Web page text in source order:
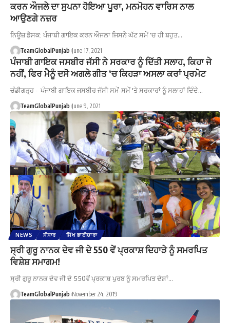
ਕਰਨ ਔਜਲੇ ਦਾ ਸੁਪਨਾ ਹੋਇਆ ਪੂਰਾ, ਮਨਮੋਹਨ ਵਾਰਿਸ ਨਾਲ
ਆਉਣਗੇ ਨਜ਼ਰ
ਨਿਊਜ਼ ਡੈਸਕ: ਪੰਜਾਬੀ ਗਾਇਕ ਕਰਨ ਔਜਲਾ ਜਿਸਨੇ ਘੱਟ ਸਮੇਂ 'ਚ ਹੀ ਬਹੁਤ…
TeamGlobalPunjab June 17, 2021
ਪੰਜਾਬੀ ਗਾਇਕ ਜਸਬੀਰ ਜੱਸੀ ਨੇ ਸਰਕਾਰ ਨੂੰ ਦਿੱਤੀ ਸਲਾਹ, ਕਿਹਾ ਜੇ
ਨਹੀਂਂ, ਫਿਰ ਮੈਨੂੰ ਦਸੋ ਅਗਲੇ ਗੀਤ ‘ਚ ਕਿਹੜਾ ਅਸਲਾ ਕਰਾਂ ਪ੍ਰਮੋਟ
ਚੰਡੀਗੜ੍ਹ - ਪੰਜਾਬੀ ਗਾਇਕ ਜਸਬੀਰ ਜੱਸੀ ਸਮੇਂ-ਸਮੇਂ 'ਤੇ ਸਰਕਾਰਾਂ ਨੂੰ ਸਲਾਹਾਂ ਦਿੰਦੇ…
TeamGlobalPunjab June 9, 2021
NEWS ਸੰਸਾਰ ਸਿੱਖ ਭਾਈਚਾਰਾ
ਸ੍ਰੀ ਗੁਰੂ ਨਾਨਕ ਦੇਵ ਜੀ ਦੇ 550 ਵੇਂ ਪ੍ਰਕਾਸ਼ ਦਿਹਾੜੇ ਨੂੰ ਸਮਰਪਿਤ
ਵਿਸ਼ੇਸ਼ ਸਮਾਗਮ!
ਸ੍ਰੀ ਗੁਰੂ ਨਾਨਕ ਦੇਵ ਜੀ ਦੇ 550ਵੇਂ ਪ੍ਰਕਾਸ਼ ਪੁਰਬ ਨੂੰ ਸਮਰਪਿਤ ਦੇਸ਼ਾਂ…
TeamGlobalPunjab November 24, 2019